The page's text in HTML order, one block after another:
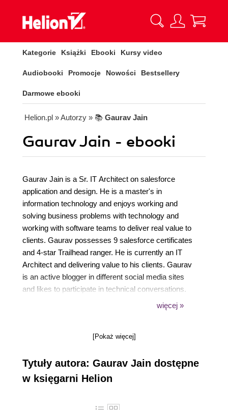
Kategorie Książki Ebooki Kursy video
Audiobooki Promocje Nowości Bestsellery
Darmowe ebooki
Helion.pl » Autorzy » 📚 Gaurav Jain
Gaurav Jain - ebooki
Gaurav Jain is a Sr. IT Architect on salesforce
application and design. He is a master's in
information technology and enjoys working and
solving business problems with technology and
working with software teams to deliver real value to
clients. Gaurav possesses 9 salesforce certificates
and 4-star Trailhead ranger. He is currently an IT
Architect and delivering value to his clients. Gaurav
is an active blogger in different social media sites
and likes to participate in technical conversations.
Originally from a small village (Barauli Rao) inwięcej »
[Pokaż więcej]
Tytuły autora: Gaurav Jain dostępne
w księgarni Helion